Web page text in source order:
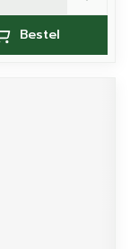
Bestel